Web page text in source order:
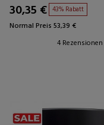
30,35 € 43% Rabatt
Normal Preis 53,39 €
4 Rezensionen